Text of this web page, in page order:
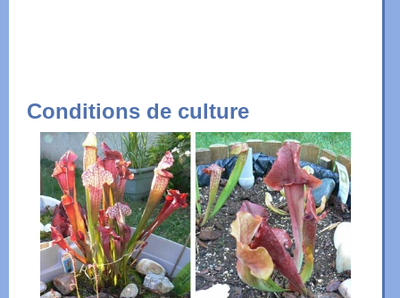
Conditions de culture